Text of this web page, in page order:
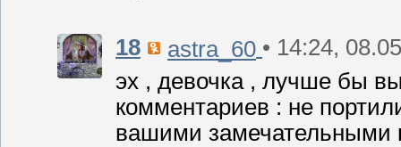
18 astra_60 • 14:24,
эх , девочка , лучше бы
комментариев : не
вашими замечательными